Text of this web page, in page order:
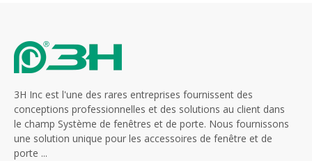
3H Inc est l'une des rares entreprises fournissent des
conceptions professionnelles et des solutions au client dans
le champ Système de fenêtres et de porte. Nous fournissons
une solution unique pour les accessoires de fenêtre et de
porte ...